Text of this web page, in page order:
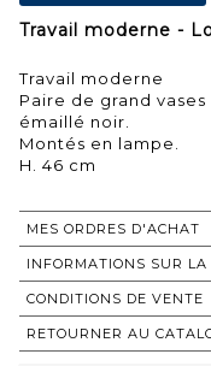
Travail moderne -
Travail moderne
Paire de grand
émaillé noir.
Montés en lampe.
H. 46 cm
MES ORDRES D'ACHAT
INFORMATIONS SUR LA
CONDITIONS DE VENTE
RETOURNER AU